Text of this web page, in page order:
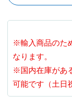
※輸入商品のた
なります。
※国内在庫があ
可能です（土日